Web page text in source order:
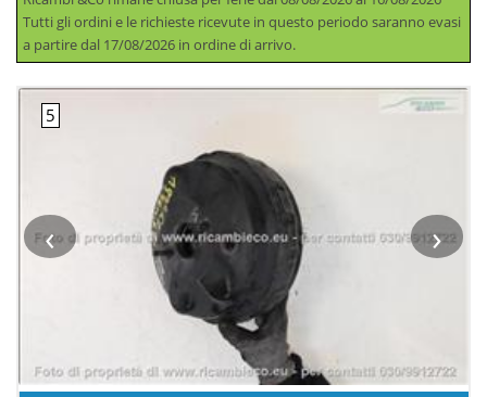
Tutti gli ordini e le richieste ricevute in questo periodo saranno evasi
a partire dal 17/08/2026 in ordine di arrivo.
‹ ›